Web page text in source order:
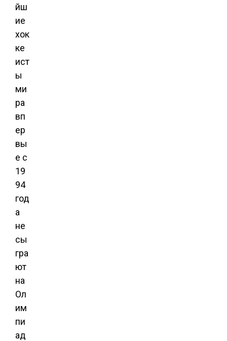
йш
ие
хок
ке
ист
ы
ми
ра
вп
ер
вы
е с
19
94
год
а
не
сы
гра
ют
на
Ол
им
пи
ад